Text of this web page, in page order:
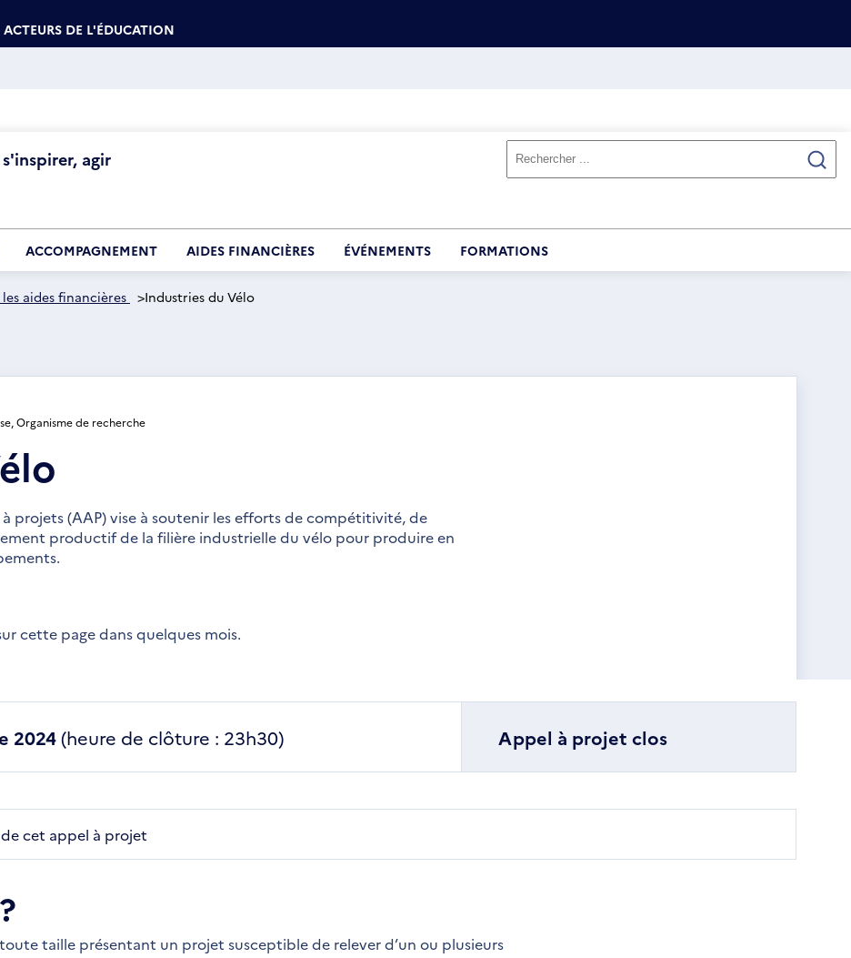
ACTEURS DE L'ÉDUCATION
agir
ACCOMPAGNEMENT AIDES FINANCIÈRES ÉVÉNEMENTS FORMATIONS
aides financières >Industries du Vélo
Organisme de recherche
projets (AAP) vise à soutenir les efforts de compétitivité, de
productif de la filière industrielle du vélo pour produire en
cette page dans quelques mois.
2024(heure de clôture : 23h30) Appel à projet clos
cet appel à projet
taille présentant un projet susceptible de relever d’un ou plusieurs